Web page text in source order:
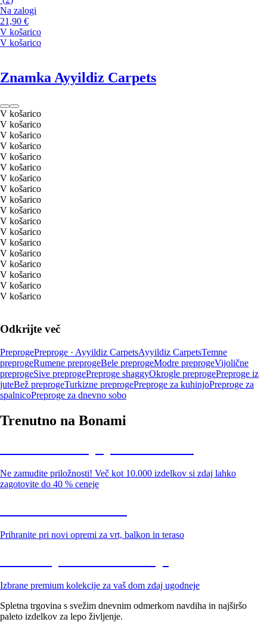
Na zalogi
21,90 €
V košarico
V košarico
Znamka Ayyildiz Carpets
V košarico
V košarico
V košarico
V košarico
V košarico
V košarico
V košarico
V košarico
V košarico
V košarico
V košarico
V košarico
V košarico
V košarico
V košarico
V košarico
V košarico
V košarico
Odkrijte več
PreprogePreproge · Ayyildiz CarpetsAyyildiz CarpetsTemne
preprogeRumene preprogeBele preprogeModre preprogeVijolične
preprogeSive preprogePreproge shaggyOkrogle preprogePreproge iz
juteBež preprogeTurkizne preprogePreproge za kuhinjoPreproge za
spalnicoPreproge za dnevno sobo
Trenutno na Bonami
Ne zamudite priložnosti! Več kot 10.000 izdelkov si zdaj lahko
zagotovite do 40 % ceneje
Prihranite pri novi opremi za vrt, balkon in teraso
Izbrane premium kolekcije za vaš dom zdaj ugodneje
Spletna trgovina s svežim dnevnim odmerkom navdiha in najširšo
paleto izdelkov za lepo življenje.